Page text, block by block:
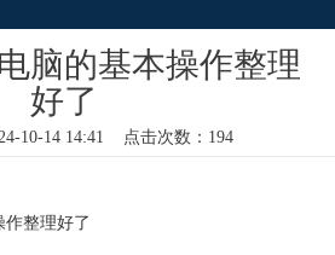
脑的基本操作整理
好了
10-14 14:41 点击次数：194
作整理好了